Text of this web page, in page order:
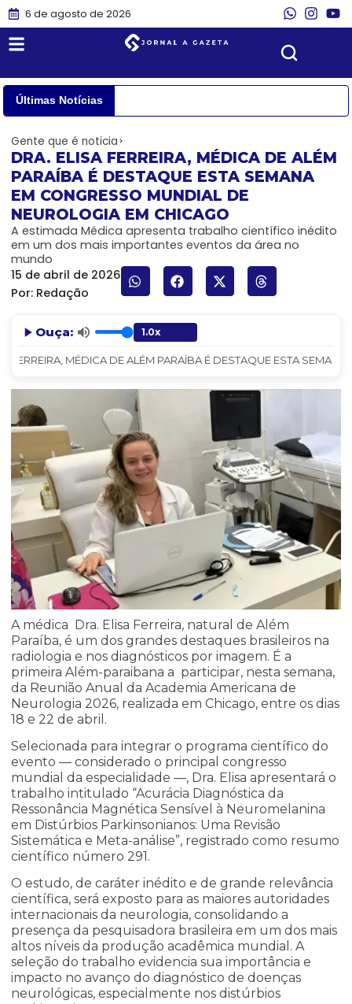
6 de agosto de 2026
Últimas Notícias
Gente que é noticia
DRA. ELISA FERREIRA, MÉDICA DE ALÉM
PARAÍBA É DESTAQUE ESTA SEMANA
EM CONGRESSO MUNDIAL DE
NEUROLOGIA EM CHICAGO
A estimada Médica apresenta trabalho científico inédito
em um dos mais importantes eventos da área no
mundo
15 de abril de 2026
Por: Redação
Ouça:
MÉDICA DE ALÉM PARAÍBA É DESTAQUE ESTA
A médica Dra. Elisa Ferreira, natural de Além
Paraíba, é um dos grandes destaques brasileiros na
radiologia e nos diagnósticos por imagem. É a
primeira Além-paraibana a participar, nesta semana,
da Reunião Anual da Academia Americana de
Neurologia 2026, realizada em Chicago, entre os dias
18 e 22 de abril.
Selecionada para integrar o programa científico do
evento — considerado o principal congresso
mundial da especialidade —, Dra. Elisa apresentará o
trabalho intitulado “Acurácia Diagnóstica da
Ressonância Magnética Sensível à Neuromelanina
em Distúrbios Parkinsonianos: Uma Revisão
Sistemática e Meta-análise”, registrado como resumo
científico número 291.
O estudo, de caráter inédito e de grande relevância
científica, será exposto para as maiores autoridades
internacionais da neurologia, consolidando a
presença da pesquisadora brasileira em um dos mais
altos níveis da produção acadêmica mundial. A
seleção do trabalho evidencia sua importância e
impacto no avanço do diagnóstico de doenças
neurológicas, especialmente nos distúrbios